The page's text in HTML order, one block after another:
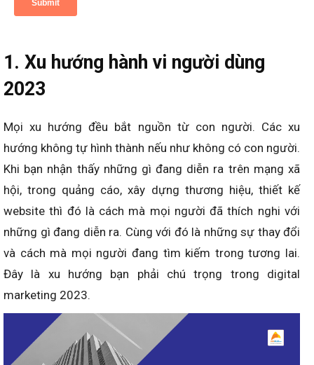
1. Xu hướng hành vi người dùng
2023
Mọi xu hướng đều bắt nguồn từ con người. Các xu
hướng không tự hình thành nếu như không có con người.
Khi bạn nhận thấy những gì đang diễn ra trên mạng xã
hội, trong quảng cáo, xây dựng thương hiệu, thiết kế
website thì đó là cách mà mọi người đã thích nghi với
những gì đang diễn ra. Cùng với đó là những sự thay đổi
và cách mà mọi người đang tìm kiếm trong tương lai.
Đây là xu hướng bạn phải chú trọng trong digital
marketing 2023.